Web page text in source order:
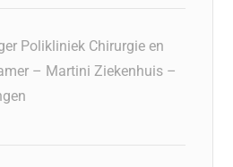
Polikliniek Chirurgie en
– Martini Ziekenhuis –